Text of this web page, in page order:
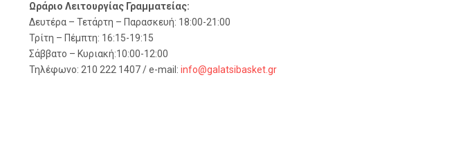
Ωράριο Λειτουργίας Γραμματείας:
Δευτέρα – Τετάρτη – Παρασκευή: 18:00-21:00
Τρίτη – Πέμπτη: 16:15-19:15
Σάββατο – Κυριακή:10:00-12:00
Τηλέφωνο: 210 222 1407 / e-mail: info@galatsibasket.gr